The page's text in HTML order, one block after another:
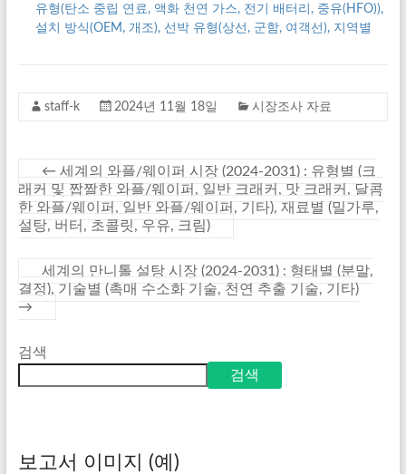
유형(탄소 중립 연료, 액화 천연 가스, 전기 배터리, 중유(HFO)),
설치 방식(OEM, 개조), 선박 유형(상선, 군함, 여객선), 지역별
staff-k 2024년 11월 18일 시장조사 자료
← 세계의 와플/웨이퍼 시장 (2024-2031) : 유형별 (크
래커 및 짭짤한 와플/웨이퍼, 일반 크래커, 맛 크래커, 달콤
한 와플/웨이퍼, 일반 와플/웨이퍼, 기타), 재료별 (밀가루,
설탕, 버터, 초콜릿, 우유, 크림)
세계의 만니톨 설탕 시장 (2024-2031) : 형태별 (분말,
결정), 기술별 (촉매 수소화 기술, 천연 추출 기술, 기타)
→
검색
검색
보고서 이미지 (예)